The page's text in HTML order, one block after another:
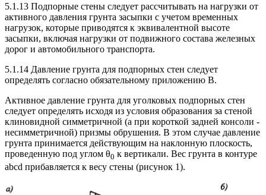
5.1.13 Подпорные стены следует рассчитывать на нагрузки от
активного давления грунта засыпки с учетом временных
нагрузок, которые приводятся к эквивалентной высоте
засыпки, включая нагрузки от подвижного состава железных
дорог и автомобильного транспорта.
5.1.14 Давление грунта для подпорных стен следует
определять согласно обязательному приложению В.
Активное давление грунта для уголковых подпорных стен
следует определять исходя из условия образования за стеной
клиновидной симметричной (а при короткой задней консоли -
несимметричной) призмы обрушения. В этом случае давление
грунта принимается действующим на наклонную плоскость,
проведенную под углом θ0 к вертикали. Вес грунта в контуре
abcd прибавляется к весу стены (рисунок 1).